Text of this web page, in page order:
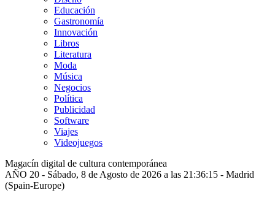
Educación
Gastronomía
Innovación
Libros
Literatura
Moda
Música
Negocios
Política
Publicidad
Software
Viajes
Videojuegos
Magacín digital de cultura contemporánea
AÑO 20 - Sábado, 8 de Agosto de 2026 a las 21:36:15 - Madrid
(Spain-Europe)